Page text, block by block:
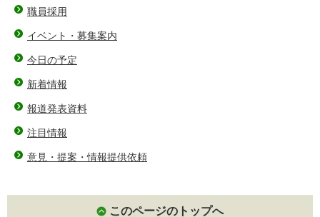
職員採用
イベント・募集案内
今日の予定
新着情報
報道発表資料
注目情報
意見・提案・情報提供依頼
このページのトップへ